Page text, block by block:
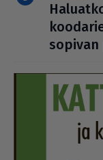
sopivan